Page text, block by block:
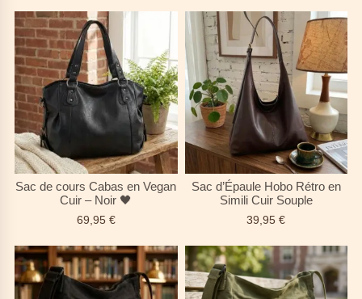
Sac de cours Cabas en Vegan
Cuir – Noir 🖤
69,95 €
Sac d’Épaule Hobo Rétro en
Simili Cuir Souple
39,95€